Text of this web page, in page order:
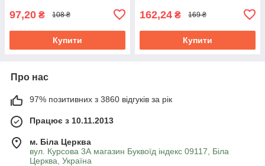
97,20 ₴ 108 ₴
Купити
162,24 ₴ 169 ₴
Купити
Про нас
97% позитивних з 3860 відгуків за рік
Працює з 10.11.2013
м. Біла Церква
вул. Курсова 3А магазин Буквоїд індекс 09117, Біла
Церква, Україна